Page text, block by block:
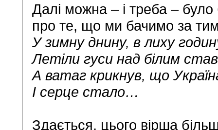
Далі можна – і треба – було
про те, що ми бачимо за
У зимну днину, в лиху
Летіли гуси над білим
А ватаг крикнув, що
І серце стало…
Здається, цього вірша